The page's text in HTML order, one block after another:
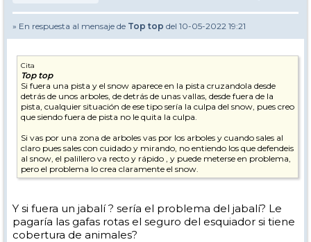
» En respuesta al mensaje de Top top del 10-05-2022 19:21
Cita
Top top
Si fuera una pista y el snow aparece en la pista cruzandola desde
detrás de unos arboles, de detrás de unas vallas, desde fuera de la
pista, cualquier situación de ese tipo sería la culpa del snow, pues creo
que siendo fuera de pista no le quita la culpa.
Si vas por una zona de arboles vas por los arboles y cuando sales al
claro pues sales con cuidado y mirando, no entiendo los que defendeis
al snow, el palillero va recto y rápido , y puede meterse en problema,
pero el problema lo crea claramente el snow.
Y si fuera un jabalí ? sería el problema del jabalí? Le
pagaría las gafas rotas el seguro del esquiador si tiene
cobertura de animales?